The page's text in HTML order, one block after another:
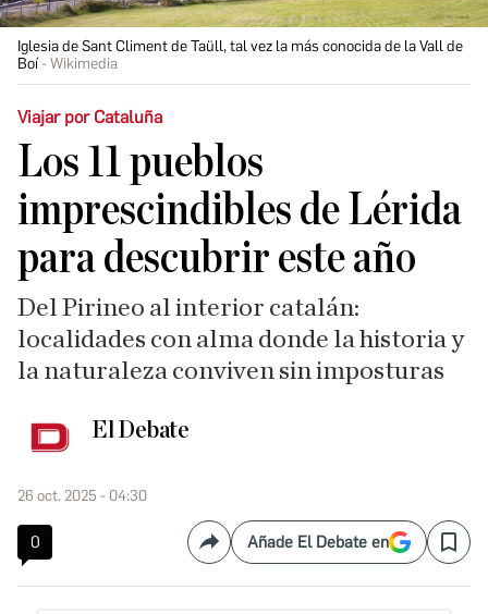
Iglesia de Sant Climent de Taüll, tal vez la más conocida de la Vall de
Boí
Wikimedia
Viajar por Cataluña
Los 11 pueblos
imprescindibles de Lérida
para descubrir este año
Del Pirineo al interior catalán:
localidades con alma donde la historia y
la naturaleza conviven sin imposturas
El Debate
26 oct. 2025 - 04:30
0 CompartirAñade El Debate en Save